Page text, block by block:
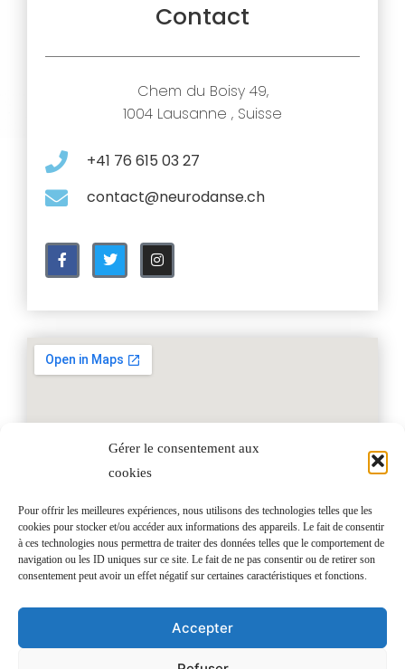
Gérer le consentement aux
cookies
Pour offrir les meilleures expériences, nous utilisons des technologies telles que les
cookies pour stocker et/ou accéder aux informations des appareils. Le fait de consentir
à ces technologies nous permettra de traiter des données telles que le comportement de
navigation ou les ID uniques sur ce site. Le fait de ne pas consentir ou de retirer son
consentement peut avoir un effet négatif sur certaines caractéristiques et fonctions.
Accepter
Contact
Chem du Boisy 49,
1004 Lausanne , Suisse
+41 76 615 03 27
contact@neurodanse.ch
© Luz Angelly Torres 2019​
Politique de confidentialité​